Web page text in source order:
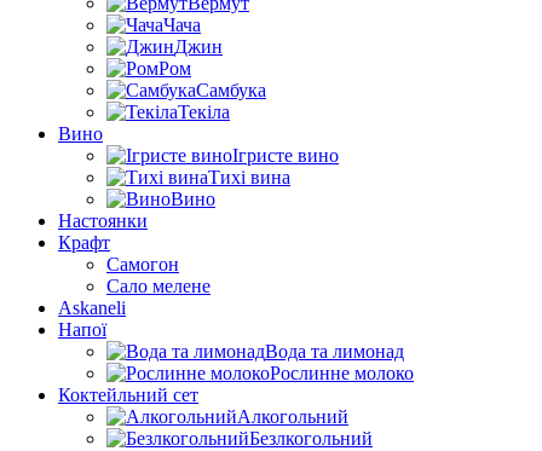
Чача
Джин
Ром
Самбука
Текіла
Вино
Ігристе вино
Тихі вина
Вино
Настоянки
Крафт
Самогон
Сало мелене
Askaneli
Напої
Вода та лимонад
Рослинне молоко
Коктейльний сет
Алкогольний
Безлкогольний